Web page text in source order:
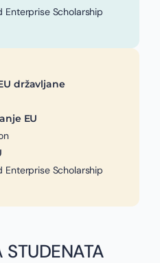
Enterprise Scholarship
državljane
EU
Enterprise Scholarship
STUDENATA